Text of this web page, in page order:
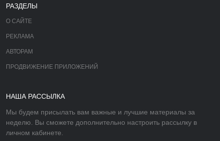
РАЗДЕЛЫ
О САЙТЕ
РЕКЛАМА
АВТОРАМ
ПРОДВИЖЕНИЕ ПРИЛОЖЕНИЙ
НАША РАССЫЛКА
Мы будем присылать вам важные и лучшие материалы за
неделю. Вы сможете дополнительно настроить рассылку в
личном кабинете.